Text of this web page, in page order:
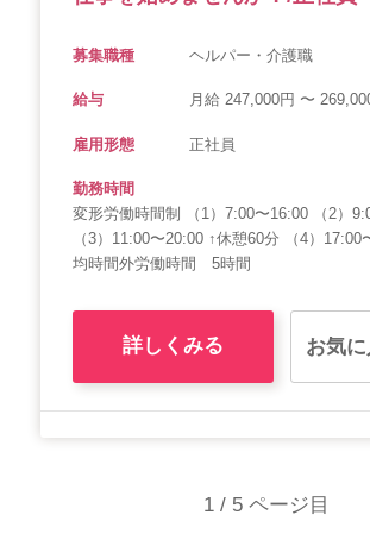
募集職種 ヘルパー・介護職
給与 月給 247,000円 〜
雇用形態 正社員
勤務時間
変形労働時間制 （1）7:00〜16:00 （2）
（3）11:00〜20:00 ↑休憩60分 （4）17:00
均時間外労働時間 5時間
詳しくみる お気に
1 / 5 ページ目